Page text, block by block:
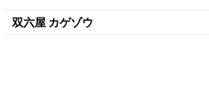
双六屋 カゲゾウ